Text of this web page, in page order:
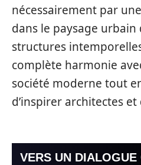
nécessairement par
dans le paysage urbain
structures
complète harmonie
société moderne tout
d’inspirer architectes
VERS UN DIALOGUE